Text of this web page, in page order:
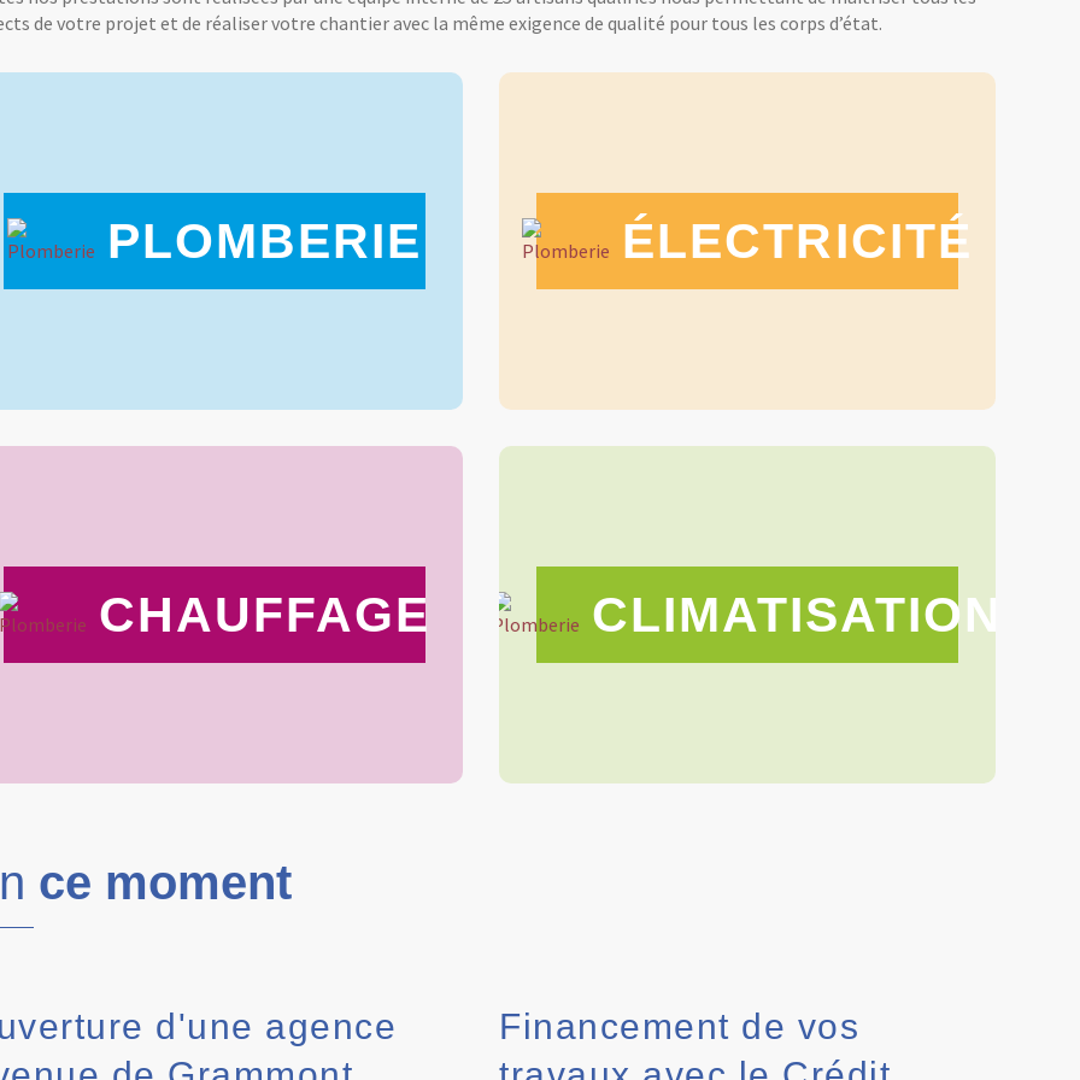
de votre projet et de réaliser votre chantier avec la même exigence de qualité pour tous les corps d’état.
PLOMBERIE ÉLECTRICITÉ
CHAUFFAGE CLIMATISATION
ce moment
d'une agence
Financement de vos